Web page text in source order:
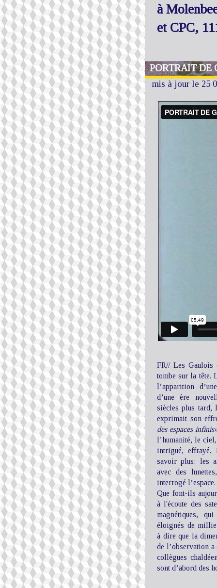
à
et CPC,
PORTRAIT DE
mis à jour le 25
FR// Les Gaulois
tombe sur la tête.
l’apparition
d’une ère
siècles plus tard,
exprimait son
des espaces
l’humanité, le
intrigué, effrayé.
savoir plus: les
avec des
interrogé l’espace.
Que font-ils
à l'écoute des
magnétiques,
éloignés de
à dire que la
de l’observation
collègues
sont d’abord des